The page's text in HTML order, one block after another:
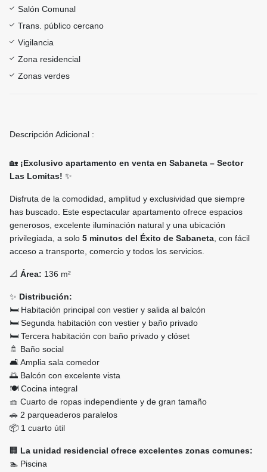
Salón Comunal
Trans. público cercano
Vigilancia
Zona residencial
Zonas verdes
Descripción Adicional :
🏡 ¡Exclusivo apartamento en venta en Sabaneta – Sector
Las Lomitas! ✨
Disfruta de la comodidad, amplitud y exclusividad que siempre
has buscado. Este espectacular apartamento ofrece espacios
generosos, excelente iluminación natural y una ubicación
privilegiada, a solo 5 minutos del Éxito de Sabaneta , con fácil
acceso a transporte, comercio y todos los servicios.
📐 Área: 136 m²
✨ Distribución:
🛏️ Habitación principal con vestier y salida al balcón
🛏️ Segunda habitación con vestier y baño privado
🛏️ Tercera habitación con baño privado y clóset
🚿 Baño social
🛋️ Amplia sala comedor
🌅 Balcón con excelente vista
🍽️ Cocina integral
🧺 Cuarto de ropas independiente y de gran tamaño
🚗 2 parqueaderos paralelos
📦 1 cuarto útil
🏢 La unidad residencial ofrece excelentes zonas comunes:
🏊 Piscina